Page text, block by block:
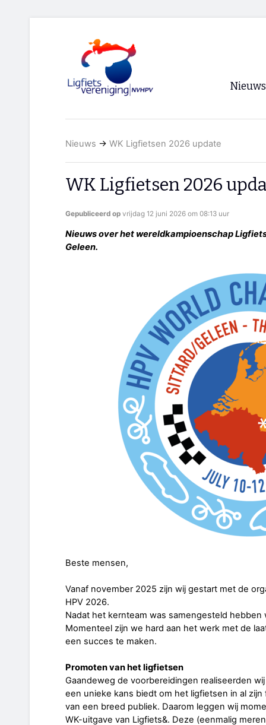
Nieuws
RSS
Nieuws → WK Ligfietsen 2026 update
WK Ligfietsen 2026
Gepubliceerd op vrijdag 12 juni 2026 om 08:13 uur
Nieuws over het wereldkampioenschap
Geleen.
Beste mensen,
Vanaf november 2025 zijn wij gestart met de
HPV 2026.
Nadat het kernteam was samengesteld
Momenteel zijn we hard aan het werk met de
een succes te maken.
Promoten van het ligfietsen
Gaandeweg de voorbereidingen realiseerden
een unieke kans biedt om het ligfietsen in al
van een breed publiek. Daarom leggen wij
WK-uitgave van Ligfiets&. Deze (eenmalig